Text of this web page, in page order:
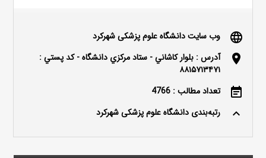
language وب سایت دانشگاه علوم پزشکی شهرکرد
location_on
آدرس : بلوار كاشاني - ستاد مركزي دانشگاه - كد پستي :
۸۸۱۵۷۱۳۴۷۱
event_note تعداد مطالب : 4766
keyboard_arrow_up رتبه‌بندی دانشگاه علوم پزشکی شهرکرد